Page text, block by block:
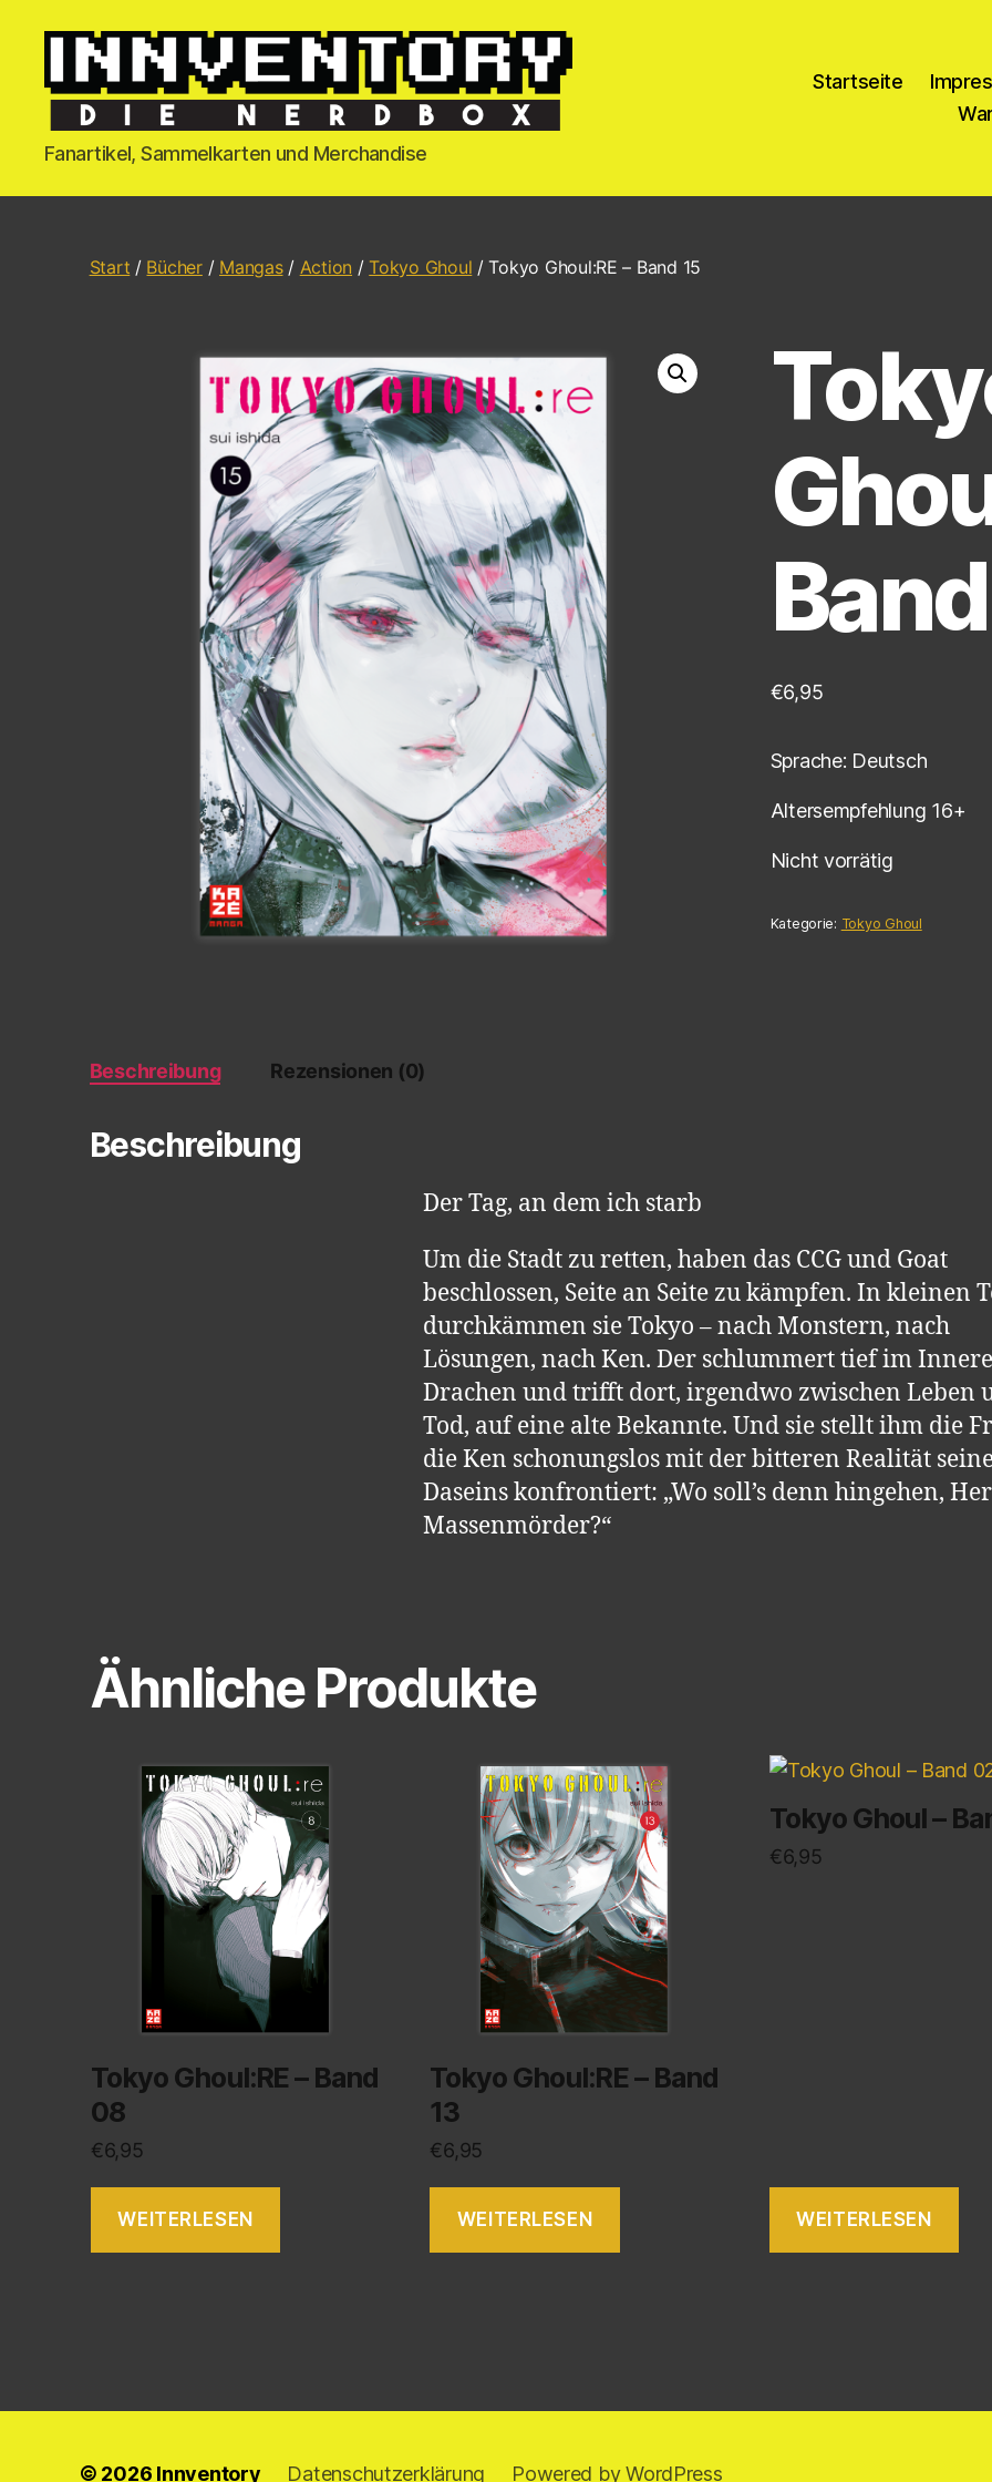
Fanartikel, Sammelkarten und Merchandise
Startseite
Start / Bücher/ Mangas/ Action /Tokyo Ghoul / Tokyo Ghoul:RE – Band 15
€6,95
Sprache: Deutsch
Altersempfehlung 16+
Nicht vorrätig
Kategorie: Tokyo Ghoul
Beschreibung Rezensionen (0)
Beschreibung
Der Tag, an dem ich starb
Um die Stadt zu retten, haben das CCG und Goat
beschlossen, Seite an Seite zu kämpfen. In kleinen
durchkämmen sie Tokyo – nach Monstern, nach
Lösungen, nach Ken. Der schlummert tief im
Drachen und trifft dort, irgendwo zwischen Leben
Tod, auf eine alte Bekannte. Und sie stellt ihm die
die Ken schonungslos mit der bitteren Realität
Daseins konfrontiert: „Wo soll’s denn hingehen,
Massenmörder?“
Ähnliche Produkte
Tokyo Ghoul:RE – Band
08
€6,95
WEITERLESEN
Tokyo Ghoul:RE – Band
13
€6,95
WEITERLESEN
Tokyo Ghoul –
€6,95
WEITERLESEN
© 2026 Innventory Datenschutzerklärung Powered by WordPress